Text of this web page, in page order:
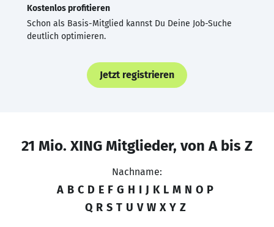
Kostenlos profitieren
Schon als Basis-Mitglied kannst Du Deine Job-Suche
deutlich optimieren.
Jetzt registrieren
21 Mio. XING Mitglieder, von A bis Z
Nachname:
A B C D E F G H I J K L M N O P
Q R S T U V W X Y Z